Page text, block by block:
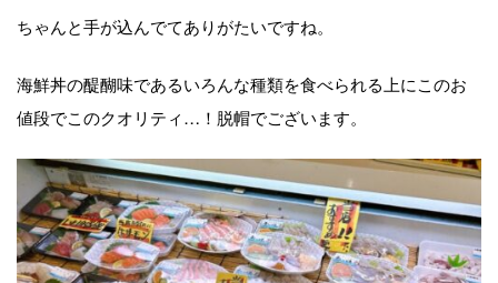
ちゃんと手が込んでてありがたいですね。
海鮮丼の醍醐味であるいろんな種類を食べられる上にこのお
値段でこのクオリティ…！脱帽でございます。